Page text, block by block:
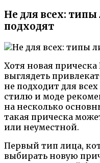
Не для всех:
подходят
Хотя новая
выглядеть
не подходит для
стилю и моде
на несколько
такая прическа
или неуместной.
Первый тип лица,
выбирать новую